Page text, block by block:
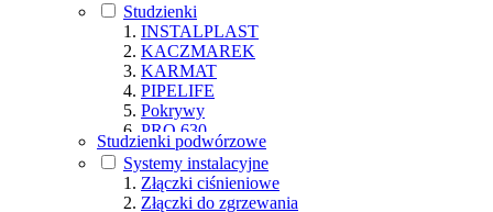
Studzienki
INSTALPLAST
KACZMAREK
KARMAT
PIPELIFE
Pokrywy
PRO 630
PROFIL PIŁA
WAVIN
Studzienki podwórzowe
Systemy instalacyjne
Złączki ciśnieniowe
Złączki do zgrzewania